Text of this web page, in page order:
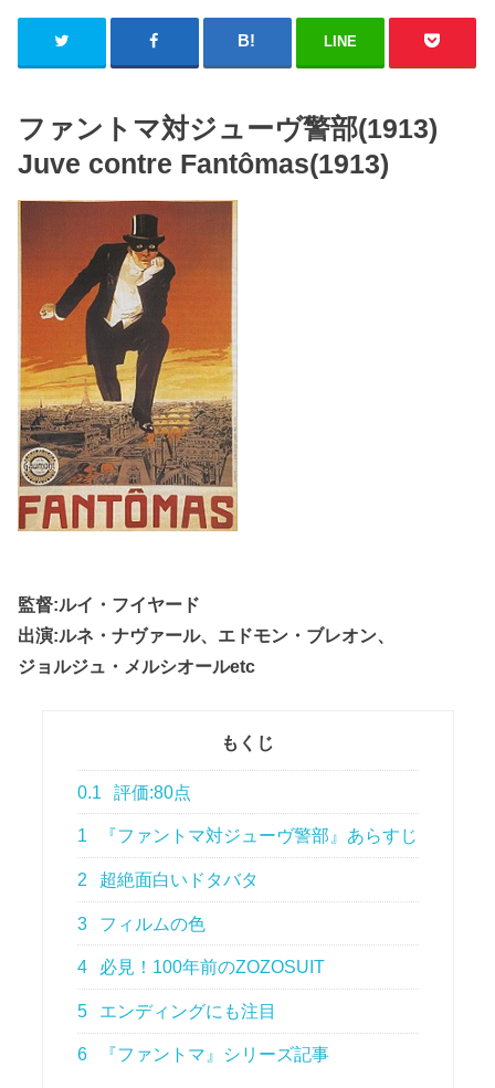
LINE
ファントマ対ジューヴ警部(1913)
Juve contre Fantômas(1913)
監督:ルイ・フイヤード
出演:ルネ・ナヴァール、エドモン・ブレオン、
ジョルジュ・メルシオールetc
もくじ
0.1 評価:80点
1 『ファントマ対ジューヴ警部』あらすじ
2 超絶面白いドタバタ
3 フィルムの色
4 必見！100年前のZOZOSUIT
5 エンディングにも注目
6 『ファントマ』シリーズ記事